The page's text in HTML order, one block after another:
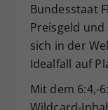
Bundesstaat
Preisgeld
sich in der
Idealfall auf
Mit dem 6:4,-